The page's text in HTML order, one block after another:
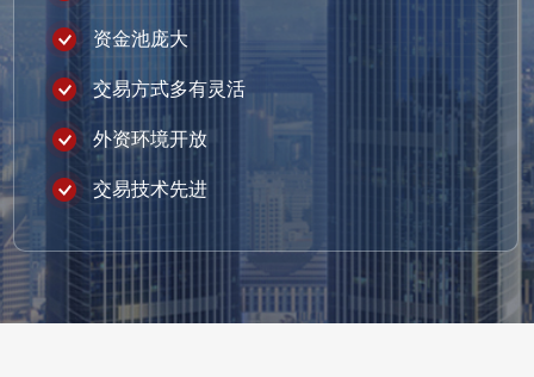
资金池庞大
交易方式多有灵活
外资环境开放
交易技术先进